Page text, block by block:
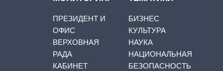
ПРЕЗИДЕНТ И
ОФИС
ВЕРХОВНАЯ
РАДА
КАБИНЕТ
БИЗНЕС
КУЛЬТУРА
НАУКА
НАЦИОНАЛЬНАЯ
БЕЗОПАСНОСТЬ